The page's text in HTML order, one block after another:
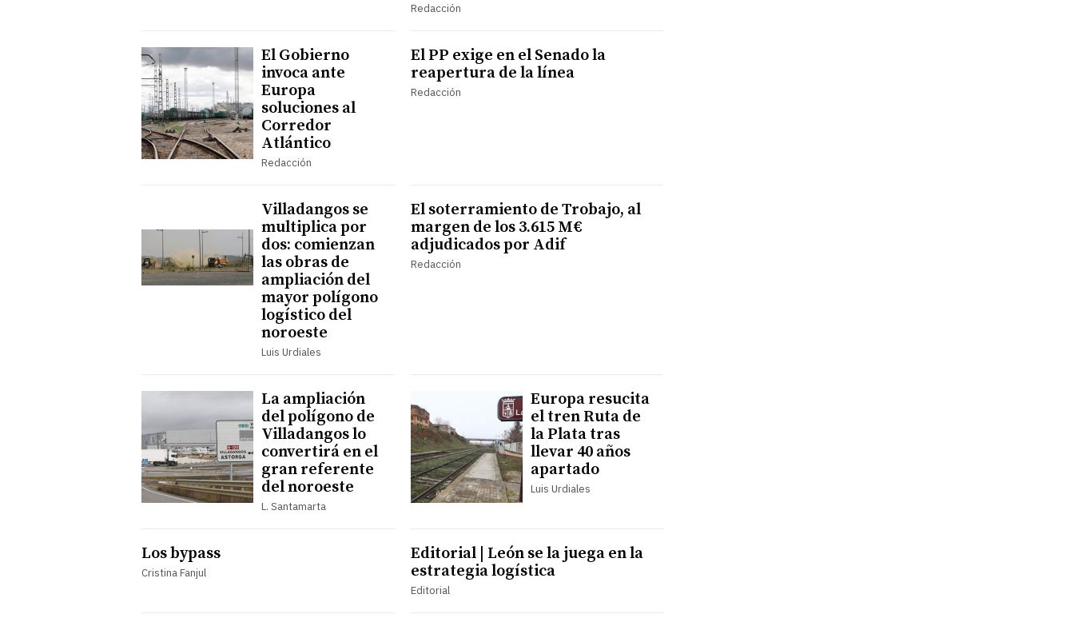
Redacción
El Gobierno
invoca ante
Europa
soluciones al
Corredor
Atlántico
Redacción
El PP exige en el Senado la
reapertura de la línea
Redacción
Villadangos se
multiplica por
dos: comienzan
las obras de
ampliación del
mayor polígono
logístico del
noroeste
Luis Urdiales
El soterramiento de Trobajo, al
margen de los 3.615 M€
adjudicados por Adif
Redacción
La ampliación
del polígono de
Villadangos lo
convertirá en el
gran referente
del noroeste
L. Santamarta
Europa resucita
el tren Ruta de
la Plata tras
llevar 40 años
apartado
Luis Urdiales
Los bypass
Cristina Fanjul
Editorial | León se la juega en la
estrategia logística
Editorial